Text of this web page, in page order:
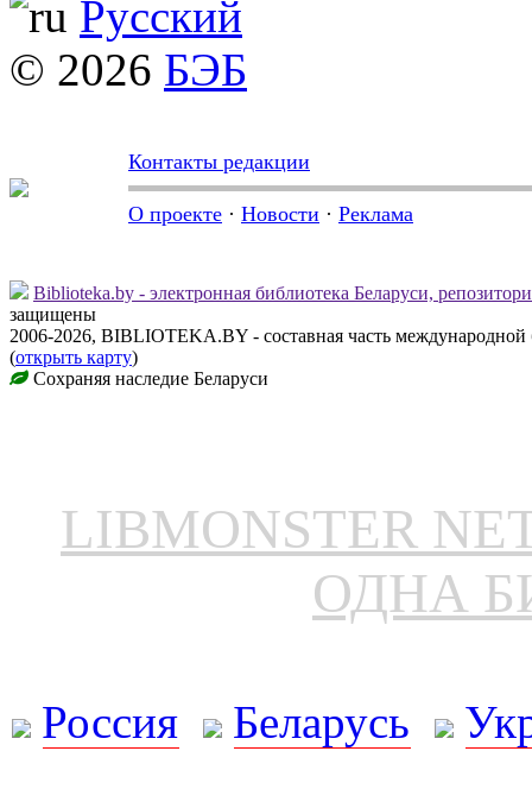
Русский
© 2026 БЭБ
Контакты редакции
О проекте · Новости · Реклама
Biblioteka.by - электронная библиотека Беларуси,
защищены
2006-2026, BIBLIOTEKA.BY - составная часть
(открыть карту)
Сохраняя наследие Беларуси
LIBMONSTER
ОДНА
Россия Беларусь